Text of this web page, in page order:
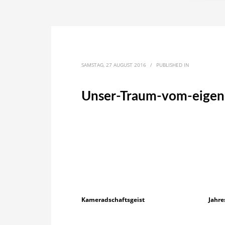
SAMSTAG, 27 AUGUST 2016 / PUBLISHED IN
Unser-Traum-vom-
Kameradschaftsgeist